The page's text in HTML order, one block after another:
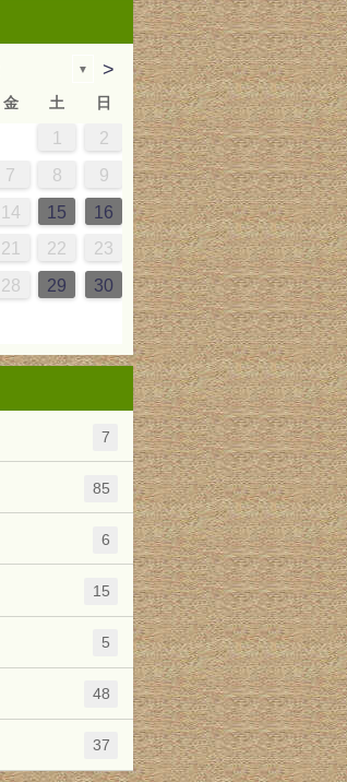
▼ >
金 土 日
1 2
7 8 9
14 15 16
21 22 23
28 29 30
7
85
6
15
5
48
37